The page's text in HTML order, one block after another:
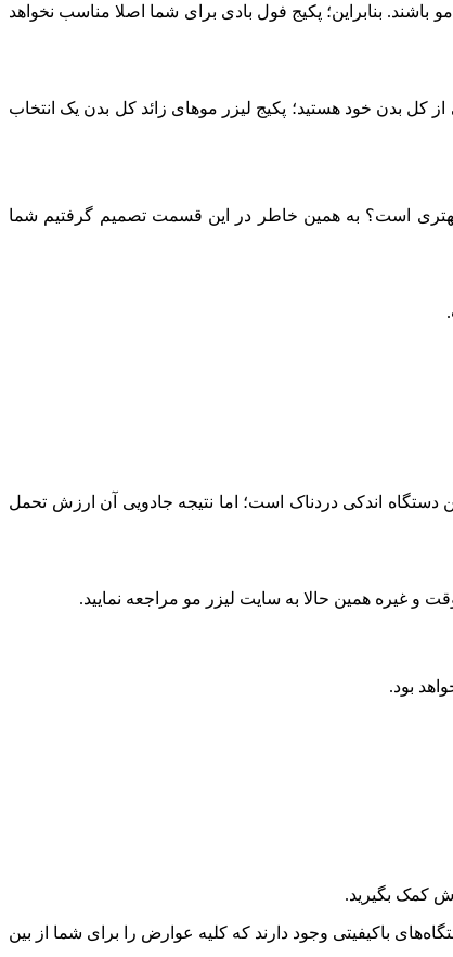
بنابراین؛ پکیج فول بادی برای شما اصلا مناسب نخواهد
از کل بدن خود هستید؛ پکیج لیزر موهای زائد کل بدن یک انتخاب
بهتری است؟ به همین خاطر در این قسمت تصمیم گرفتیم شما
اندکی دردناک است؛ اما نتیجه جادویی آن ارزش تحمل
و غیره همین حالا به سایت لیزر مو مراجعه نمایید.
بود.
کمک بگیرید.
باکیفیتی وجود دارند که کلیه عوارض را برای شما از بین